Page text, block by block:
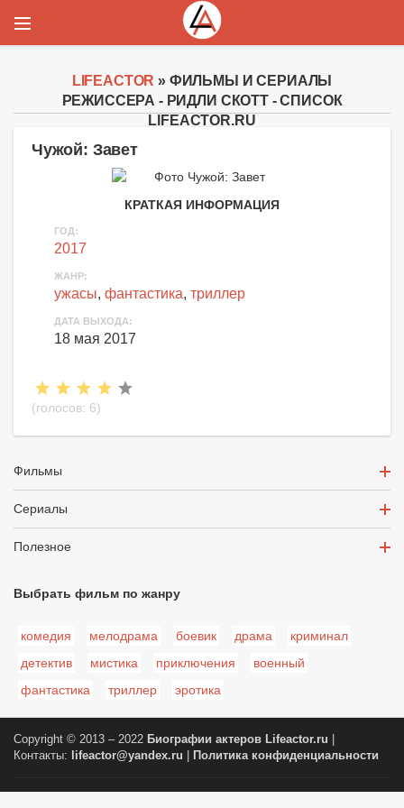
LIFEACTOR » ФИЛЬМЫ И СЕРИАЛЫ
РЕЖИССЕРА - РИДЛИ СКОТТ - СПИСОК
LIFEACTOR.RU
Чужой: Завет
КРАТКАЯ ИНФОРМАЦИЯ
ГОД:
2017
ЖАНР:
ужасы, фантастика, триллер
ДАТА ВЫХОДА:
18 мая 2017
(голосов: 6)
Фильмы
Сериалы
Полезное
Выбрать фильм по жанру
комедия мелодрама боевик драма
криминал
детектив
мистика приключения
военный
фантастика
триллер эротика
Copyright © 2013 – 2022 Биографии актеров Lifeactor.ru
Контакты:
lifeactor@yandex.ru Политика конфиденциальности